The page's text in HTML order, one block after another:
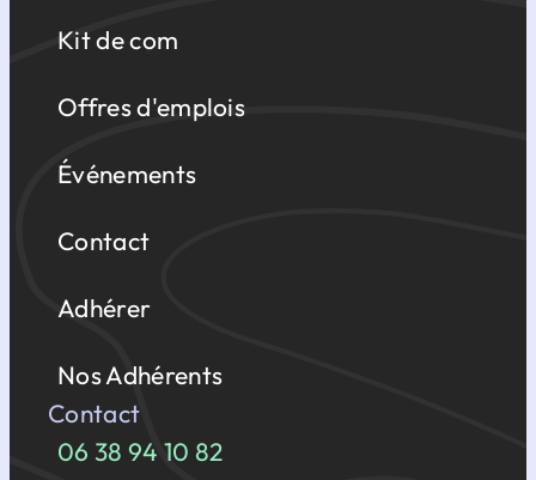
Kit de com
Offres d'emplois
Événements
Contact
Adhérer
Nos Adhérents
Contact
06 38 94 10 82